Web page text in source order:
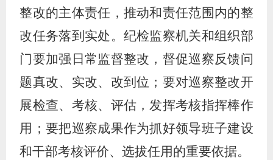
整改的主体责任，推动和责任范围内的整
改任务落到实处。纪检监察机关和组织部
门要加强日常监督整改，督促巡察反馈问
题真改、实改、改到位；要对巡察整改开
展检查、考核、评估，发挥考核指挥棒作
用；要把巡察成果作为抓好领导班子建设
和干部考核评价、选拔任用的重要依据。